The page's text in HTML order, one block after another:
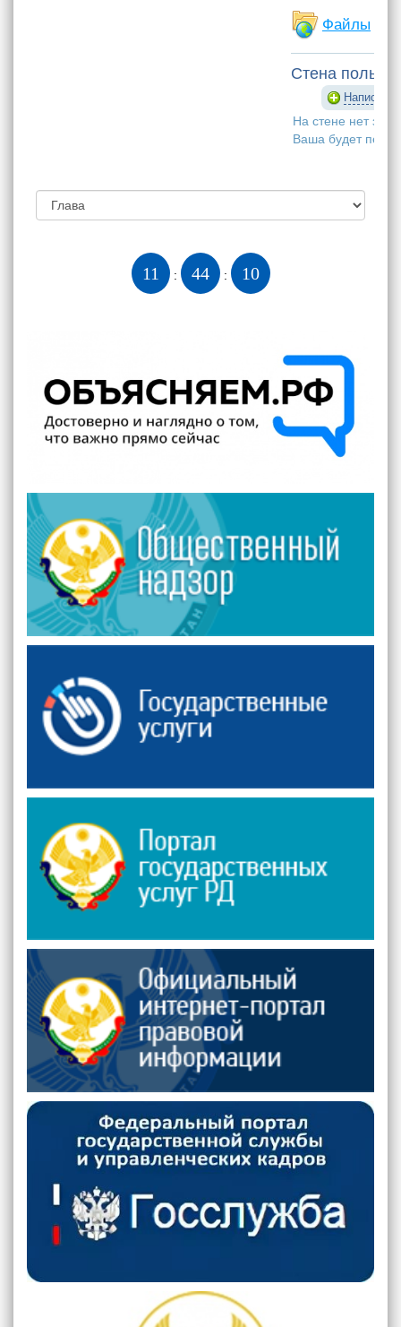
Файлы
Стена
Написать
На стене нет
Ваша будет
11 : 44 : 11